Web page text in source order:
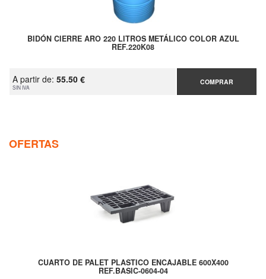
BIDÓN CIERRE ARO 220 LITROS METÁLICO COLOR AZUL
REF.220K08
A partir de: 55.50 €
SIN IVA
COMPRAR
OFERTAS
CUARTO DE PALET PLASTICO ENCAJABLE 600X400
REF.BASIC-0604-04